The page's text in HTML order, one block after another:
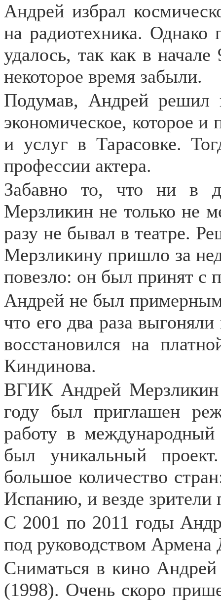
Андрей избрал
на радиотехника. Однако
удалось, так как в
некоторое время забыли.
Подумав, Андрей решил
экономическое, которое
и услуг в Тарасовке.
профессии актера.
Забавно то, что ни в
Мерзликин не только не
разу не бывал в театре.
Мерзликину пришло за
повезло: он был принят с
Андрей не был примерным
что его два раза
восстановился на
Киндинова.
ВГИК Андрей Мерзликин
году был приглашен
работу в
был уникальный
большое количество
Испанию, и везде
С 2001 по 2011 годы
под руководством Армена
Сниматься в кино
(1998). Очень скоро